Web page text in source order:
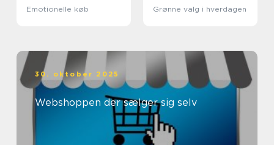
Emotionelle køb Grønne valg i hverdagen
30. oktober 2025
Webshoppen der sælger sig selv